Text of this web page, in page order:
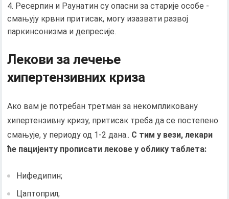
Ресерпин и Раунатин су опасни за старије особе -
смањују крвни притисак, могу изазвати развој
паркинсонизма и депресије.
Лекови за лечење
хипертензивних криза
Ако вам је потребан третман за некомпликовану
хипертензивну кризу, притисак треба да се постепено
смањује, у периоду од 1-2 дана.. С тим у вези, лекари
ће пацијенту прописати лекове у облику таблета:
Нифедипин;
Цаптоприл;